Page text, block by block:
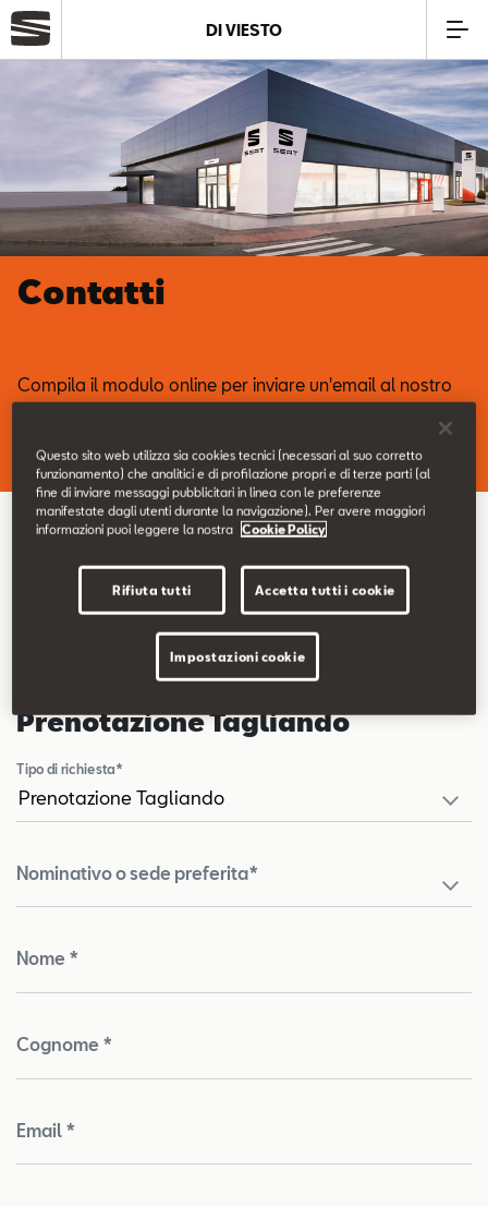
Azienda
Offerte
Service
Contatti
Configuratore
DI VIESTO
Contatti
Compila il modulo online per inviare un'email al nostro
Prenotazione Tagliando
Tipo di richiesta*
Nominativo o sede preferita*
Nome *
Cognome *
Email *
Questo sito web utilizza sia cookies tecnici (necessari al suo corretto
funzionamento) che analitici e di profilazione propri e di terze parti (al
fine di inviare messaggi pubblicitari in linea con le preferenze
manifestate dagli utenti durante la navigazione). Per avere maggiori
informazioni puoi leggere la nostra
Cookie Policy
Rifiuta tutti Accetta tutti i cookie
Impostazioni cookie